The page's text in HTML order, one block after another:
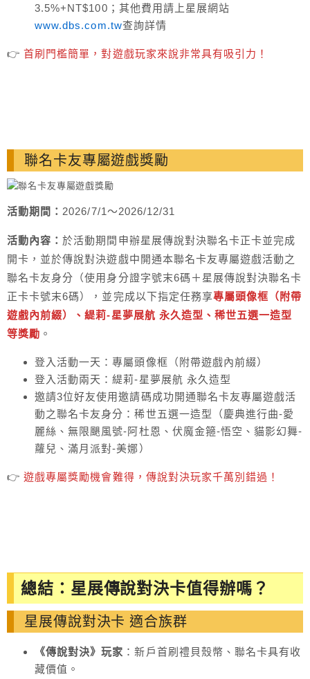
3.5%+NT$100；其他費用請上星展網站
www.dbs.com.tw查詢詳情
👉首刷門檻簡單，對遊戲玩家來說非常具有吸引力！
聯名卡友專屬遊戲獎勵
活動期間： 2026/7/1～2026/12/31
活動內容：於活動期間申辦星展傳說對決聯名卡正卡並完成
開卡，並於傳說對決遊戲中開通本聯名卡友專屬遊戲活動之
聯名卡友身分（使用身分證字號末6碼＋星展傳說對決聯名卡
正卡卡號末6碼），並完成以下指定任務享專屬頭像框（附帶
遊戲內前綴）、緹莉-星夢展航 永久造型、稀世五選一造型
等獎勵 。
登入活動一天：專屬頭像框（附帶遊戲內前綴）
登入活動兩天：緹莉-星夢展航 永久造型
邀請3位好友使用邀請碼成功開通聯名卡友專屬遊戲活
動之聯名卡友身分：稀世五選一造型（慶典進行曲-愛
麗絲、無限颶風號-阿杜恩、伏魔金箍-悟空、貓影幻舞-
蘿兒、滿月派對-美娜）
👉遊戲專屬獎勵機會難得，傳說對決玩家千萬別錯過！
總結：星展傳說對決卡值得辦嗎？
星展傳說對決卡 適合族群
《傳說對決》玩家 ：新戶首刷禮貝殼幣、聯名卡具有收
藏價值。